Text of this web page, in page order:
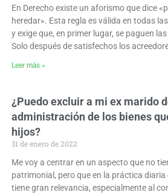
En Derecho existe un aforismo que dice
heredar». Esta regla es válida en todas
y exige que, en primer lugar, se paguen
Solo después de satisfechos los
Leer más »
¿Puedo excluir a mi ex marido
administración de los bienes
hijos?
31 de enero de 2022
Me voy a centrar en un aspecto que no
patrimonial, pero que en la práctica
tiene gran relevancia, especialmente al